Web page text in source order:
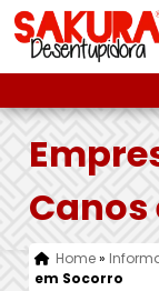
Canos
Home»
em Socorro